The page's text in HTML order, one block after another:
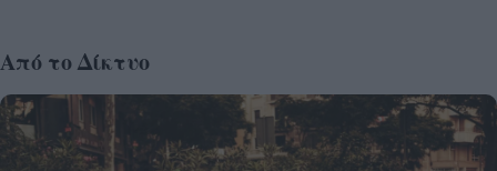
Από το Δίκτυο